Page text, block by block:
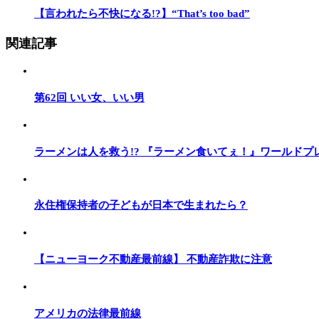
【言われたら不快になる!?】“That’s too bad”
関連記事
第62回 いい女、いい男
ラーメンは人を救う!? 『ラーメン食いてぇ！』ワールドプ
永住権保持者の子どもが日本で生まれたら？
【ニューヨーク不動産最前線】 不動産詐欺に注意
アメリカの法律最前線